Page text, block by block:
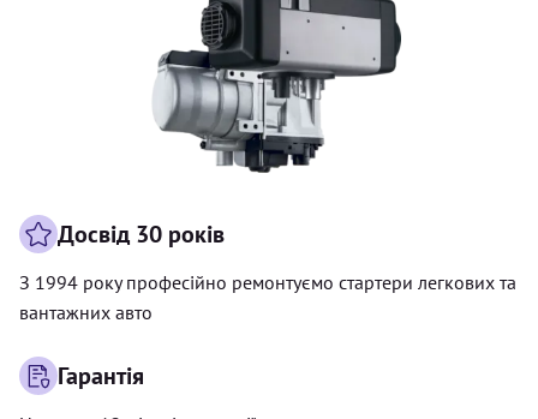
Досвід 30 років
З 1994 року професійно ремонтуємо стартери легкових та
вантажних авто
Гарантія